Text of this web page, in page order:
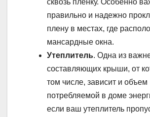
правильно и надежно
плену в местах, где
мансардные окна.
Утеплитель. Одна из
составляющих крыши, от
том числе, зависит и объем
потребляемой в доме
если ваш утеплитель